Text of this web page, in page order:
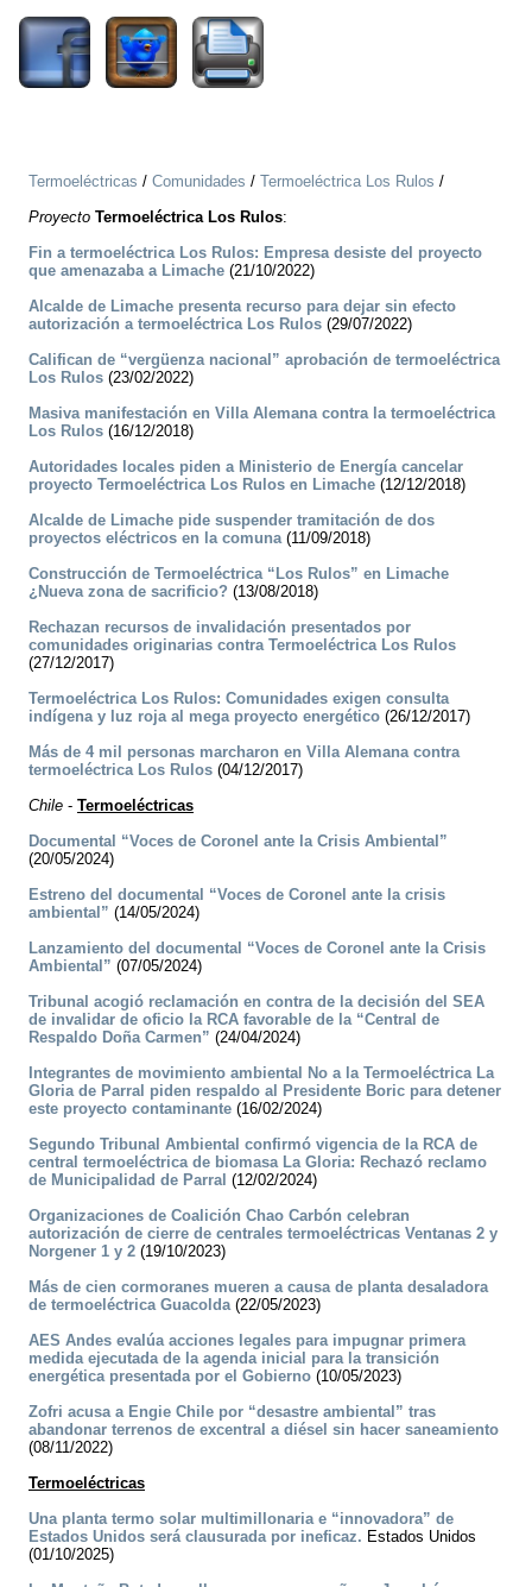
Termoeléctricas / Comunidades / Termoeléctrica Los Rulos /
Proyecto Termoeléctrica Los Rulos:
Fin a termoeléctrica Los Rulos: Empresa desiste del proyecto
que amenazaba a Limache (21/10/2022)
Alcalde de Limache presenta recurso para dejar sin efecto
autorización a termoeléctrica Los Rulos (29/07/2022)
Califican de “vergüenza nacional” aprobación de termoeléctrica
Los Rulos (23/02/2022)
Masiva manifestación en Villa Alemana contra la termoeléctrica
Los Rulos (16/12/2018)
Autoridades locales piden a Ministerio de Energía cancelar
proyecto Termoeléctrica Los Rulos en Limache (12/12/2018)
Alcalde de Limache pide suspender tramitación de dos
proyectos eléctricos en la comuna(11/09/2018)
Construcción de Termoeléctrica “Los Rulos” en Limache
¿Nueva zona de sacrificio? (13/08/2018)
Rechazan recursos de invalidación presentados por
comunidades originarias contra Termoeléctrica Los Rulos
(27/12/2017)
Termoeléctrica Los Rulos: Comunidades exigen consulta
indígena y luz roja al mega proyecto energético (26/12/2017)
Más de 4 mil personas marcharon en Villa Alemana contra
termoeléctrica Los Rulos (04/12/2017)
Chile - Termoeléctricas
Documental “Voces de Coronel ante la Crisis Ambiental”
(20/05/2024)
Estreno del documental “Voces de Coronel ante la crisis
ambiental” (14/05/2024)
Lanzamiento del documental “Voces de Coronel ante la Crisis
Ambiental” (07/05/2024)
Tribunal acogió reclamación en contra de la decisión del SEA
de invalidar de oficio la RCA favorable de la “Central de
Respaldo Doña Carmen” (24/04/2024)
Integrantes de movimiento ambiental No a la Termoeléctrica La
Gloria de Parral piden respaldo al Presidente Boric para detener
este proyecto contaminante (16/02/2024)
Segundo Tribunal Ambiental confirmó vigencia de la RCA de
central termoeléctrica de biomasa La Gloria: Rechazó reclamo
de Municipalidad de Parral (12/02/2024)
Organizaciones de Coalición Chao Carbón celebran
autorización de cierre de centrales termoeléctricas Ventanas 2 y
Norgener 1 y 2 (19/10/2023)
Más de cien cormoranes mueren a causa de planta desaladora
de termoeléctrica Guacolda(22/05/2023)
AES Andes evalúa acciones legales para impugnar primera
medida ejecutada de la agenda inicial para la transición
energética presentada por el Gobierno (10/05/2023)
Zofri acusa a Engie Chile por “desastre ambiental” tras
abandonar terrenos de excentral a diésel sin hacer saneamiento
(08/11/2022)
Termoeléctricas
Una planta termo solar multimillonaria e “innovadora” de
Estados Unidos será clausurada por ineficaz. Estados Unidos
(01/10/2025)